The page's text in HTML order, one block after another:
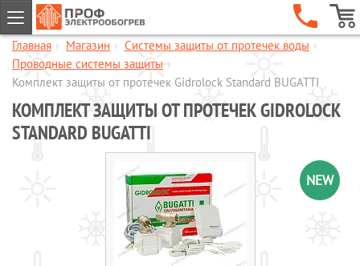
ГЛАВНАЯ
КОМПАНИЯ
УСЛУГИ
ОБЪЕКТЫ
Обогрев кровли и водостоков
Обогрев пандусов и ступеней
Обогрев трубопроводов и
Главная › Магазин › Системы защиты от протечек воды ›
Проводные системы защиты ›
Комплект защиты от протечек Gidrоlock Standard BUGATTI
КОМПЛЕКТ ЗАЩИТЫ ОТ ПРОТЕЧЕК GIDRОLOCK
STANDARD BUGATTI
NEW